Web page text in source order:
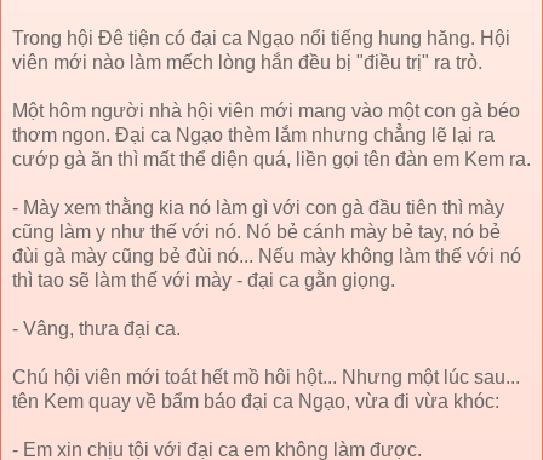
Trong hội Đê tiện có đại ca Ngạo nổi tiếng hung hăng. Hội
viên mới nào làm mếch lòng hắn đều bị "điều trị" ra trò.
Một hôm người nhà hội viên mới mang vào một con gà béo
thơm ngon. Đại ca Ngạo thèm lắm nhưng chẳng lẽ lại ra
cướp gà ăn thì mất thể diện quá, liền gọi tên đàn em Kem ra.
- Mày xem thằng kia nó làm gì với con gà đầu tiên thì mày
cũng làm y như thế với nó. Nó bẻ cánh mày bẻ tay, nó bẻ
đùi gà mày cũng bẻ đùi nó... Nếu mày không làm thế với nó
thì tao sẽ làm thế với mày - đại ca gằn giọng.
- Vâng, thưa đại ca.
Chú hội viên mới toát hết mồ hôi hột... Nhưng một lúc sau...
tên Kem quay về bẩm báo đại ca Ngạo, vừa đi vừa khóc:
- Em xin chịu tội với đại ca em không làm được.